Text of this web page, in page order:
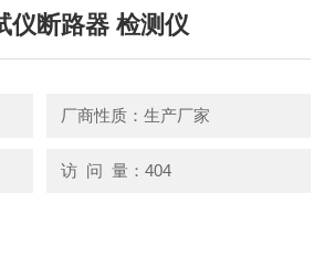
仪断路器 检测仪
厂商性质：生产厂家
访 问 量：404